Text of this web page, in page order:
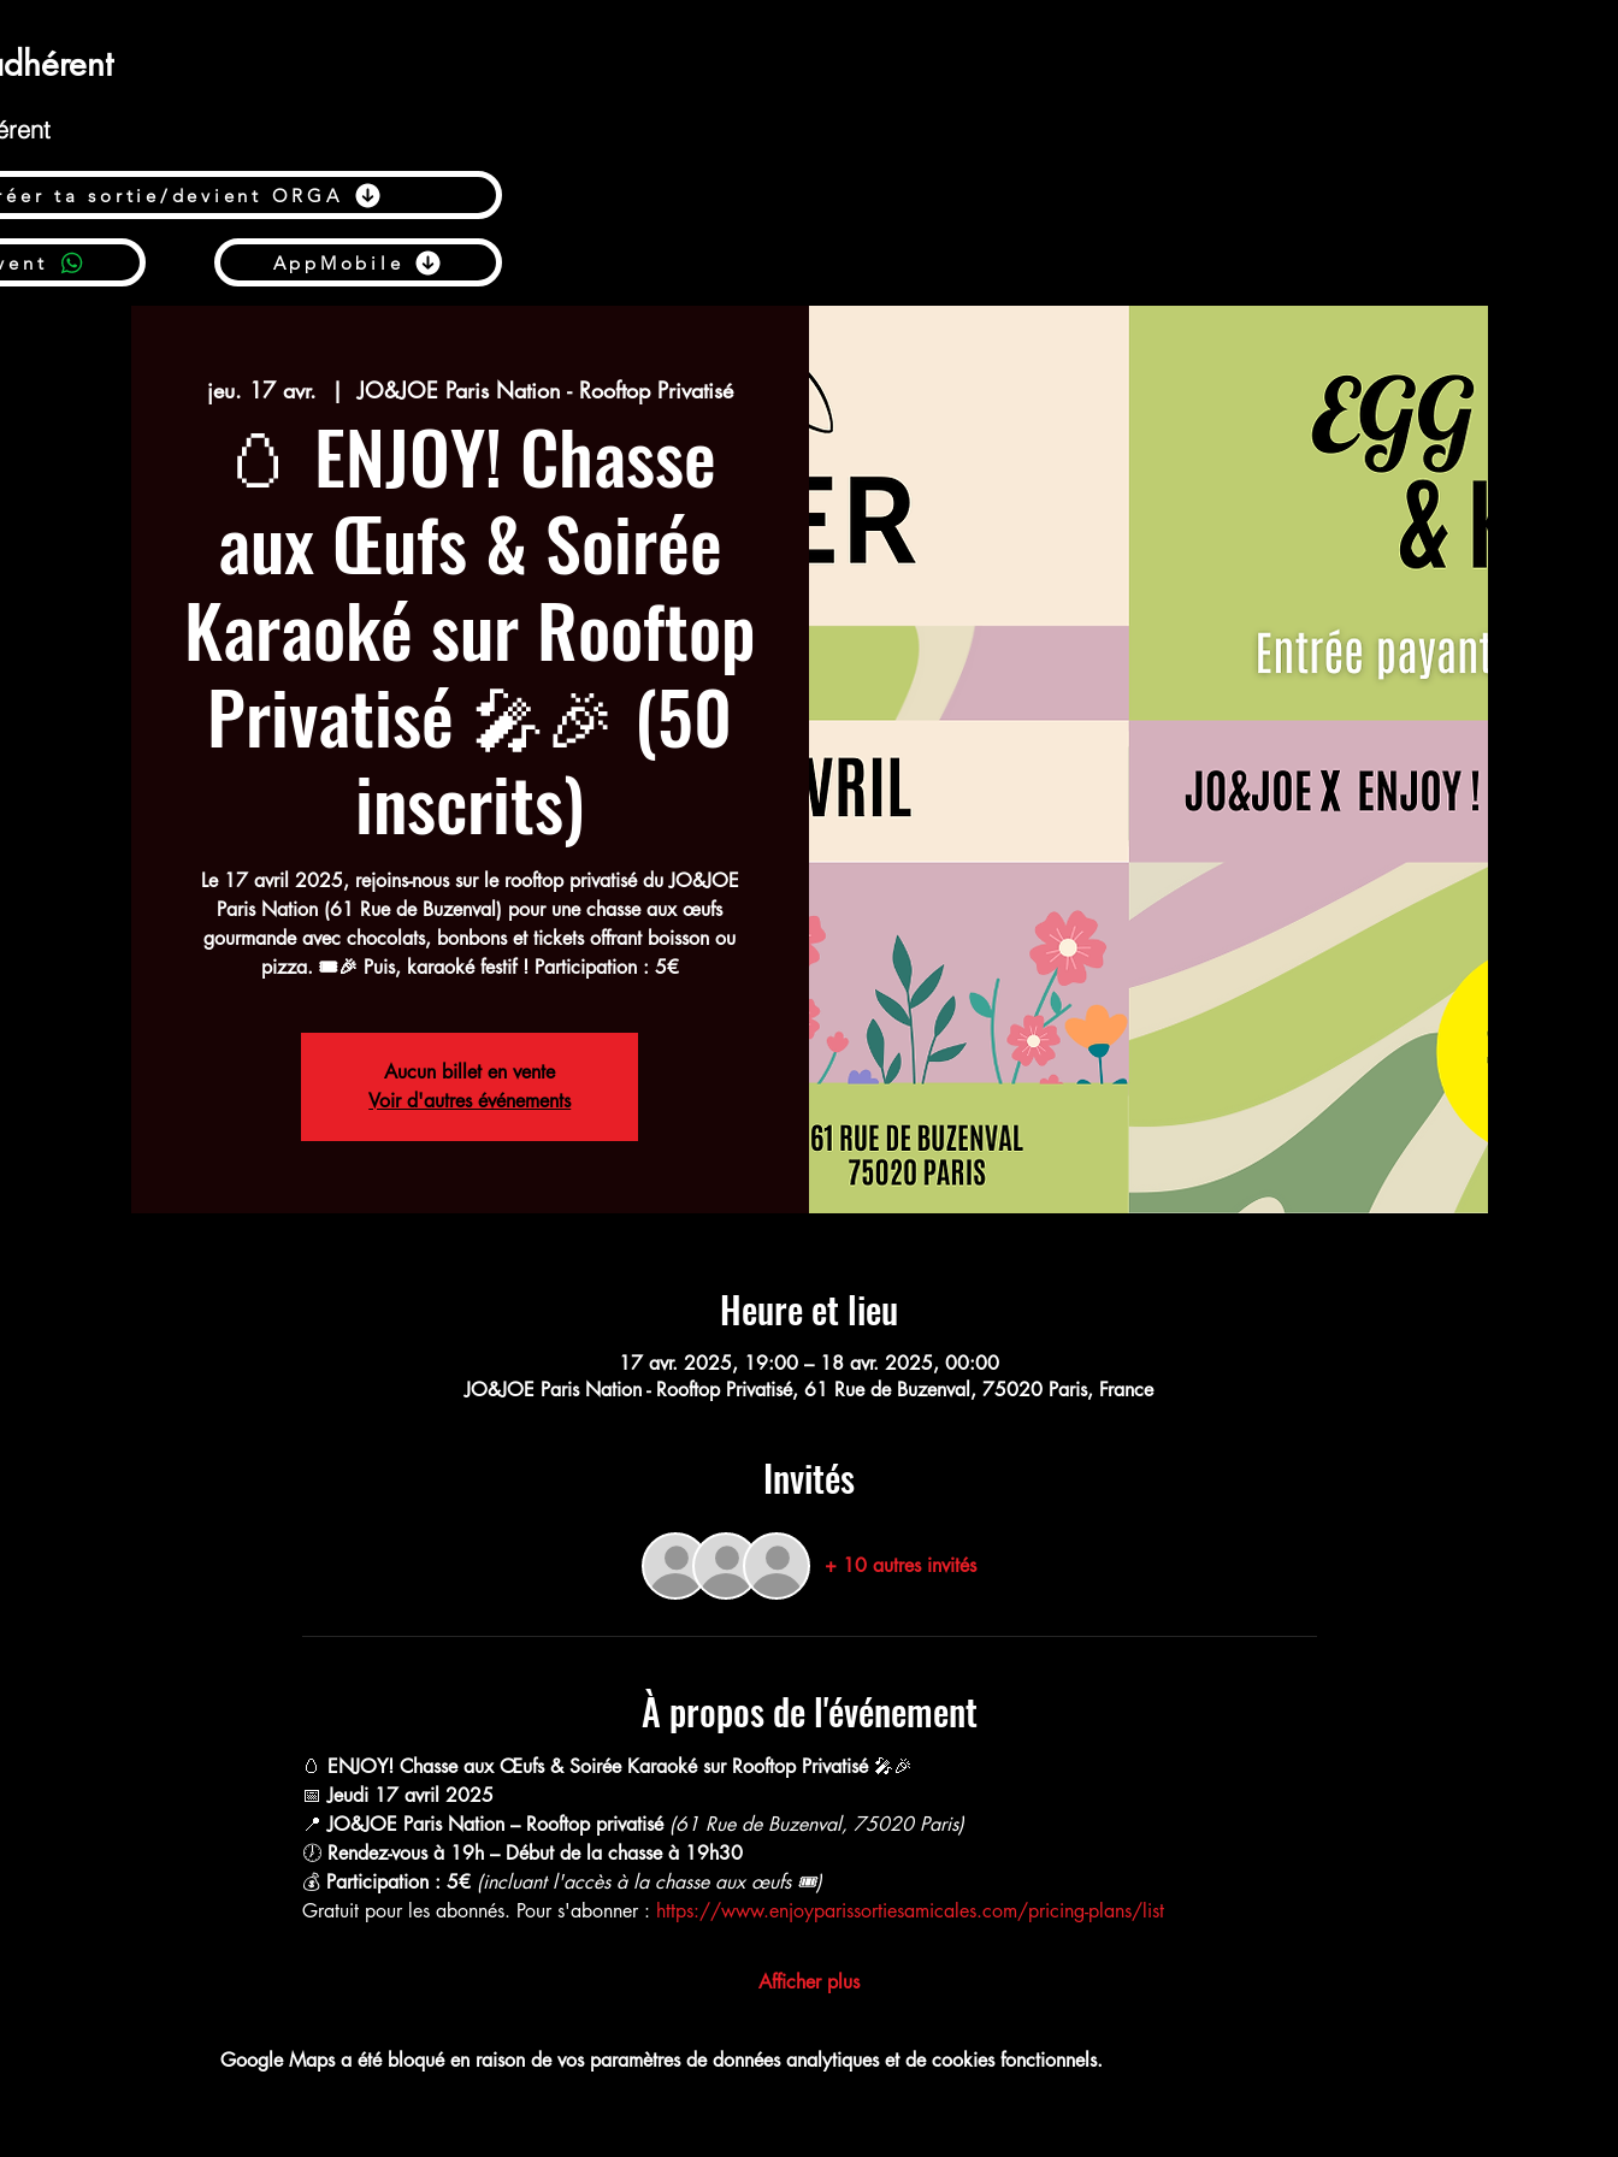
ta sortie/devient ORGA
AppMobile
jeu. 17 avr.
  |
JO&JOE Paris Nation - Rooftop Privatisé
🥚 ENJOY! Chasse
aux Œufs & Soirée
Karaoké sur Rooftop
Privatisé 🎤🎉 (50
inscrits)
Le 17 avril 2025, rejoins-nous sur le rooftop privatisé du JO&JOE
Paris Nation (61 Rue de Buzenval) pour une chasse aux œufs
gourmande avec chocolats, bonbons et tickets offrant boisson ou
pizza. 🎟🎉 Puis, karaoké festif ! Participation : 5€
Aucun billet en vente
Voir d'autres événements
Heure et lieu
17 avr. 2025, 19:00 – 18 avr. 2025, 00:00
JO&JOE Paris Nation - Rooftop Privatisé, 61 Rue de Buzenval, 75020 Paris, France
Invités
+ 10 autres invités
À propos de l'événement
🥚 ENJOY! Chasse aux Œufs & Soirée Karaoké sur Rooftop Privatisé 🎤🎉
📅 Jeudi 17 avril 2025
📍 JO&JOE Paris Nation – Rooftop privatisé (61 Rue de Buzenval, 75020 Paris)
🕖 Rendez-vous à 19h – Début de la chasse à 19h30
💰 Participation : 5€ (incluant l'accès à la chasse aux œufs 🎟)
Gratuit pour les abonnés. Pour s'abonner : https://www.enjoyparissortiesamicales.com/pricing-plans/list
Afficher plus
Google Maps a été bloqué en raison de vos paramètres de données analytiques et de cookies fonctionnels.